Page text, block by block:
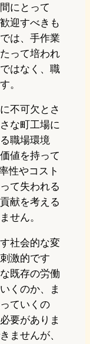
にとって
迎すべきも
は、手作業
って培われ
はなく、職
。
不可欠とさ
な町工場に
職場環境
値を持って
性やコスト
て失われる
献を考える
せん。
社会的な変
激的です
既存の労働
くのか、ま
ていくの
要がありま
ませんが、